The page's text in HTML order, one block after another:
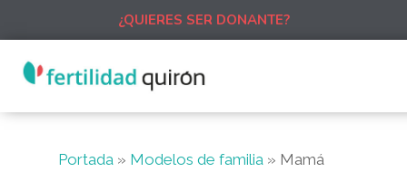
¿QUIERES SER DONANTE?
Portada » Modelos de familia » Mamá